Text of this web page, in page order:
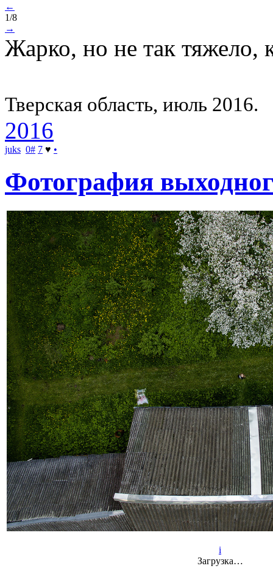
←
1/8
→
Жарко, но не так тяжело,
Тверская область, июль 2016.
2016
juks 0# 7 ♥ •
Фотография
i
Загрузка…